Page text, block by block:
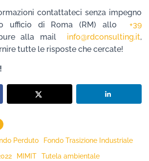
contattateci senza impegno
ufficio di Roma (RM) allo +39
alla mail info@rdconsulting.it,
tutte le risposte che cercate!
Perduto
Fondo Trasizione Industriale
MIMIT Tutela ambientale